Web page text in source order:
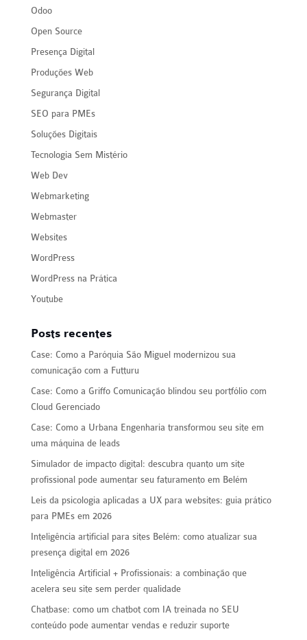
Odoo
Open Source
Presença Digital
Produções Web
Segurança Digital
SEO para PMEs
Soluções Digitais
Tecnologia Sem Mistério
Web Dev
Webmarketing
Webmaster
Websites
WordPress
WordPress na Prática
Youtube
Posts recentes
Case: Como a Paróquia São Miguel modernizou sua
comunicação com a Futturu
Case: Como a Griffo Comunicação blindou seu portfólio com
Cloud Gerenciado
Case: Como a Urbana Engenharia transformou seu site em
uma máquina de leads
Simulador de impacto digital: descubra quanto um site
profissional pode aumentar seu faturamento em Belém
Leis da psicologia aplicadas a UX para websites: guia prático
para PMEs em 2026
Inteligência artificial para sites Belém: como atualizar sua
presença digital em 2026
Inteligência Artificial + Profissionais: a combinação que
acelera seu site sem perder qualidade
Chatbase: como um chatbot com IA treinada no SEU
conteúdo pode aumentar vendas e reduzir suporte